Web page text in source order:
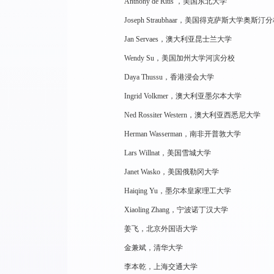
Joseph Straubhaar，美国得克萨斯大学奥斯汀
Jan Servaes，澳大利亚昆士兰大学
Wendy Su，美国加州大学河滨分校
Daya Thussu，香港浸会大学
Ingrid Volkmer，澳大利亚墨尔本大学
Ned Rossiter Western，澳大利亚西悉尼大学
Herman Wasserman，南非开普敦大学
Lars Willnat，美国雪城大学
Janet Wasko，美国俄勒冈大学
Haiqing Yu，墨尔本皇家理工大学
Xiaoling Zhang，宁波诺丁汉大学
姜飞，北京外国语大学
金兼斌，清华大学
李本乾，上海交通大学